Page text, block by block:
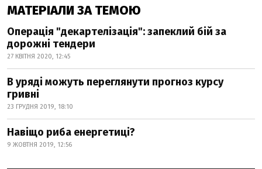
МАТЕРІАЛИ ЗА ТЕМОЮ
Операція "декартелізація": запеклий бій за
дорожні тендери
27 КВІТНЯ 2020, 12:45
В уряді можуть переглянути прогноз курсу
гривні
23 ГРУДНЯ 2019, 18:10
Навіщо риба енергетиці?
9 ЖОВТНЯ 2019, 12:56